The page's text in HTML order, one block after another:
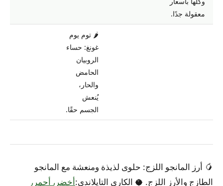
معقولة جدًا.
🌶️ توم يوم
غونغ: حساء
الروبيان
الحامض
والحار،
يُنعش
الجسم حقًا.
🥭 أرز المانجو اللزج: حلوى لذيذة ومنعشة مع المانجو
الطازج والأرز اللزج. 🥥 الكاري التايلاندي:أخضر، أحمر،